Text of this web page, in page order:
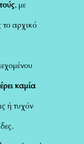
, με
αρχικό
καμία
ή τυχόν